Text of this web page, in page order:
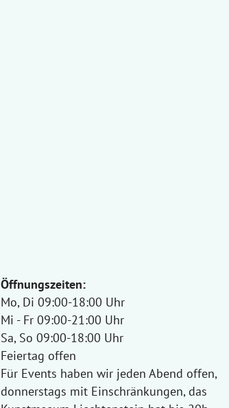
Öffnungszeiten:
Mo, Di 09:00-18:00 Uhr
Mi - Fr 09:00-21:00 Uhr
Sa, So 09:00-18:00 Uhr
Feiertag offen
Für Events haben wir jeden Abend offen,
donnerstags mit Einschränkungen, das